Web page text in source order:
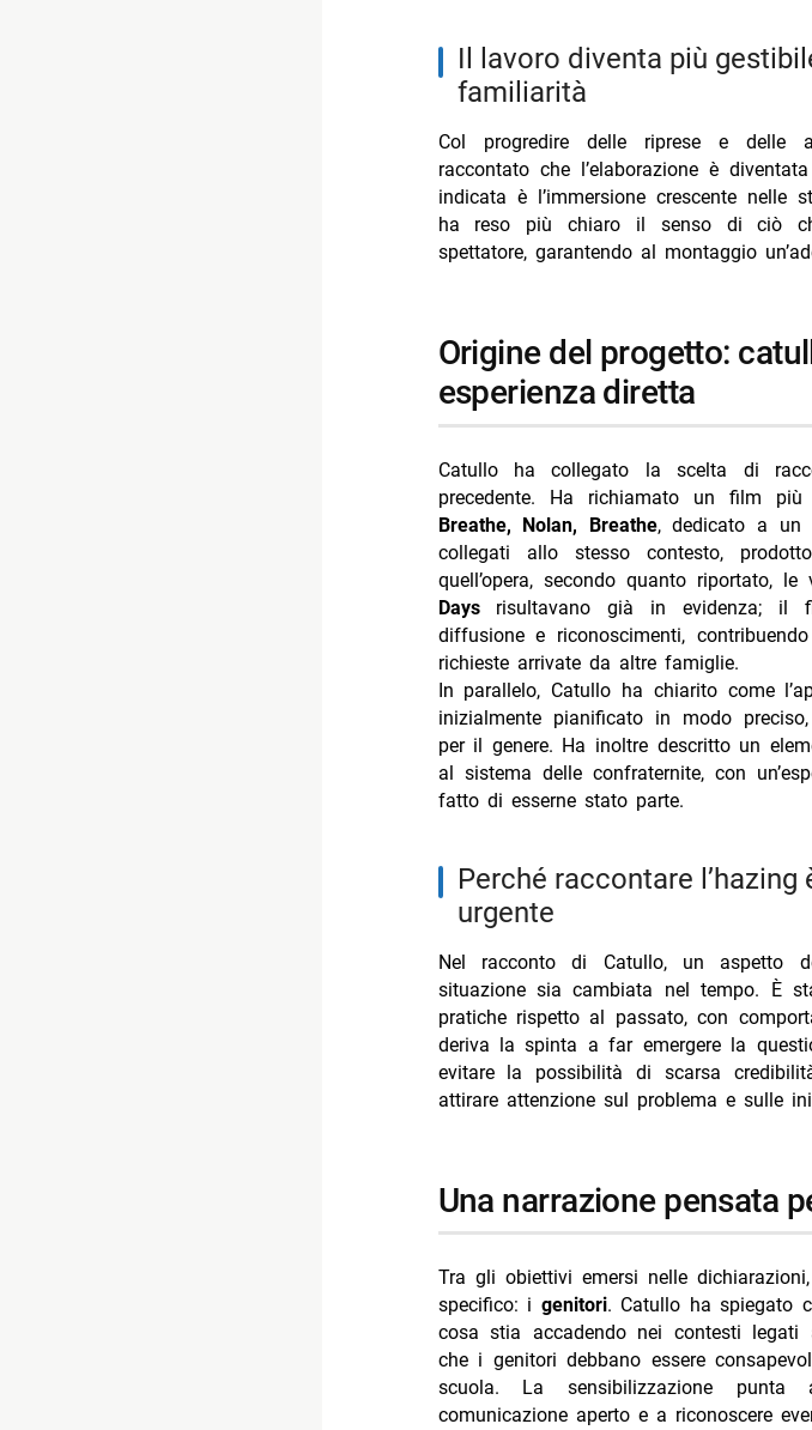
il lavoro diventa più gestibile man mano che cresce la
familiarità
Col progredire delle riprese e delle
raccontato che l’elaborazione è
indicata è l’immersione crescente nelle
ha reso più chiaro il senso di ciò
spettatore, garantendo al montaggio
origine del progetto: catullo tra doc educativi e
esperienza diretta
Catullo ha collegato la scelta di
precedente. Ha richiamato un film
Breathe, Nolan, Breathe, dedicato a un
collegati allo stesso contesto,
quell’opera, secondo quanto riportato,
Daysrisultavano già in evidenza; il
diffusione e riconoscimenti,
richieste arrivate da altre famiglie.
In parallelo, Catullo ha chiarito come
inizialmente pianificato in modo
per il genere. Ha inoltre descritto un
al sistema delle confraternite, con
fatto di esserne stato parte.
perché raccontare l’hazing è diventato ancora più
urgente
Nel racconto di Catullo, un aspetto
situazione sia cambiata nel tempo. È
pratiche rispetto al passato, con
deriva la spinta a far emergere la
evitare la possibilità di scarsa
attirare attenzione sul problema e sulle
una narrazione pensata
Tra gli obiettivi emersi nelle
specifico: i genitori. Catullo ha spiegato
cosa stia accadendo nei contesti legati
che i genitori debbano essere
scuola. La sensibilizzazione
comunicazione aperto e a riconoscere